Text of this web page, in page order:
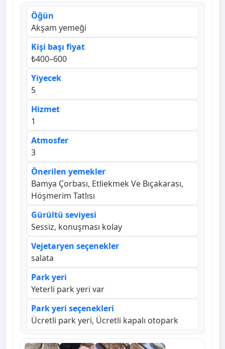
Öğün
Akşam yemeği
Kişi başı fiyat
₺400–600
Yiyecek
5
Hizmet
1
Atmosfer
3
Önerilen yemekler
Bamya Çorbası, Etliekmek Ve Bıçakarası,
Höşmerim Tatlısı
Gürültü seviyesi
Sessiz, konuşması kolay
Vejetaryen seçenekler
salata
Park yeri
Yeterli park yeri var
Park yeri seçenekleri
Ücretli park yeri, Ücretli kapalı otopark